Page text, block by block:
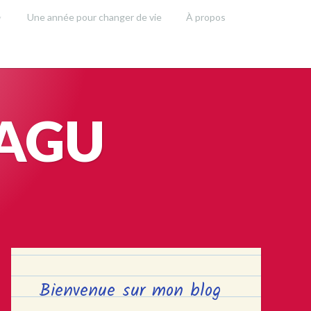
Une année pour changer de vie À propos
Bienvenue sur mon blog